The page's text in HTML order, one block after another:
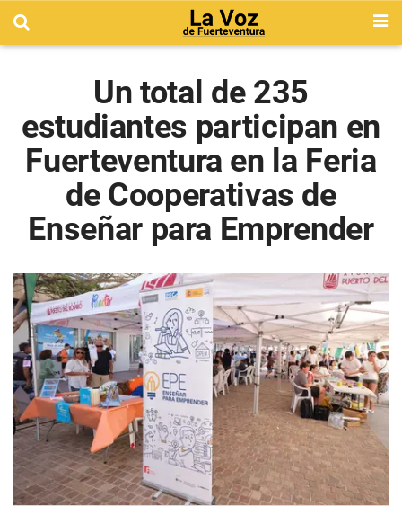
Un total de 235
estudiantes participan en
Fuerteventura en la Feria
de Cooperativas de
Enseñar para Emprender